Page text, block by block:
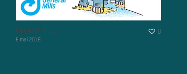
General Mills
8 mai 2018
0